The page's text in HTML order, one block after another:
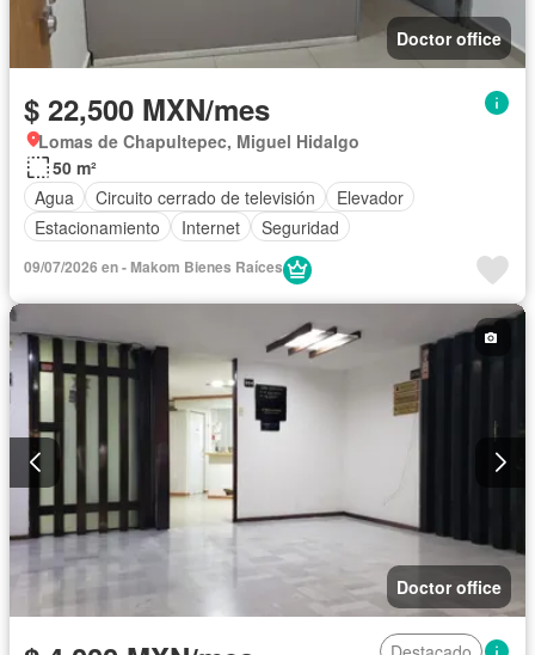
Doctor office
$ 22,500 MXN/mes
Lomas de Chapultepec, Miguel Hidalgo
50 m²
Agua
Circuito cerrado de televisión
Elevador
Estacionamiento
Internet Seguridad
09/07/2026 en - Makom Bienes Raíces
Doctor office